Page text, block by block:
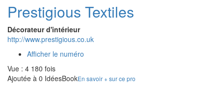
Prestigious Textiles
Décorateur d'intérieur
http://www.prestigious.co.uk
Afficher le numéro
Vue : 4 180 fois
Ajoutée à 0 IdéesBookEn savoir + sur ce pro